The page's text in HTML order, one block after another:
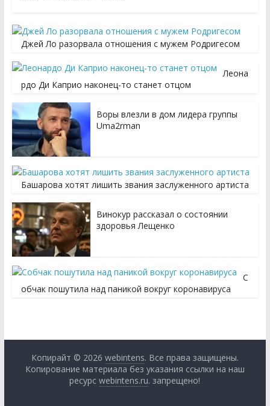
Джей Ло разорвала отношения с мужем Родригесом
Леона
рдо Ди Каприо наконец-то станет отцом
Воры влезли в дом лидера группы
Uma2rman
Башарова хотят лишить звания заслуженного артиста
Винокур рассказал о состоянии
здоровья Лещенко
С
обчак пошутила над паникой вокруг коронавируса
Копирайт © 2026 webintens. Все права защищены.
Копирование материала без указания ссылки на наш
ресурсwebintens.ru. запрещено!